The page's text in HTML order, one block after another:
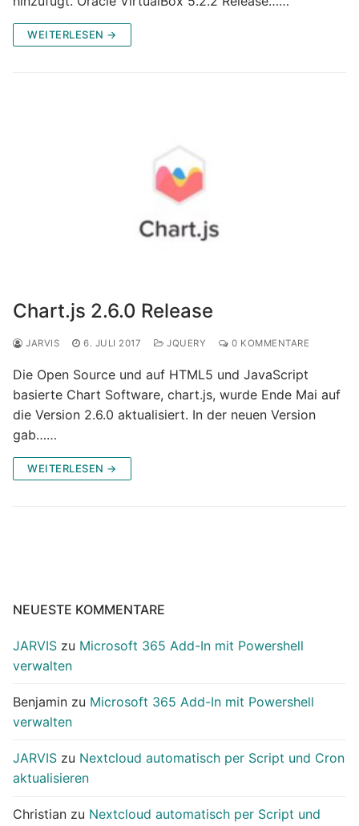
WEITERLESEN →
Chart.js 2.6.0 Release
JARVIS 6. JULI 2017 JQUERY 0 KOMMENTARE
Die Open Source und auf HTML5 und JavaScript
basierte Chart Software, chart.js, wurde Ende Mai auf
die Version 2.6.0 aktualisiert. In der neuen Version
gab……
WEITERLESEN →
NEUESTE KOMMENTARE
JARVIS zu Microsoft 365 Add-In mit Powershell
verwalten
Benjamin zu Microsoft 365 Add-In mit Powershell
verwalten
JARVIS zu Nextcloud automatisch per Script und Cron
aktualisieren
Christian zu Nextcloud automatisch per Script und